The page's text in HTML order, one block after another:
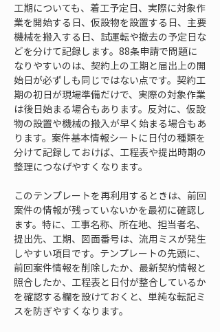
工期についても、着工予定日、実際に対象作
業を開始する日、仮設物を設置する日、主要
機械を搬入する日、試運転や撤去の予定日な
どを分けて記録します。88条申請で問題に
なりやすいのは、契約上の工期と届出上の開
始日が必ずしも同じではない点です。契約工
期の初日が現場準備だけで、実際の対象作業
は後日始まる場合もあります。反対に、仮設
物の設置や機械の搬入が早く始まる場合もあ
ります。案件基本情報シートに日付の種類を
分けて記録しておけば、工程表や提出時期の
整理につなげやすくなります。
このテンプレートを再利用するときは、前回
案件の情報が残っていないかを最初に確認し
ます。特に、工事名称、所在地、担当者名、
提出先、工期、図面番号は、流用ミスが発生
しやすい項目です。テンプレートの先頭に、
前回案件情報を削除したか、最新契約情報と
照合したか、工程表と日付が整合しているか
を確認する欄を設けておくと、単純な転記ミ
スを防ぎやすくなります。